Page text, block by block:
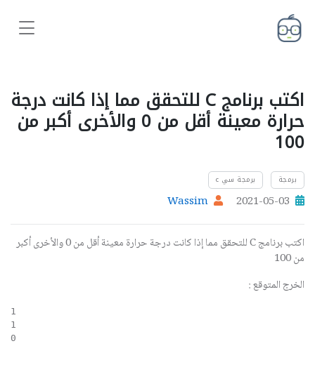
اكتب برنامج C للتحقق مما إذا كانت درجة
حرارة معينة أقل من 0 والأخرى أكبر من
100
برمجة برمجة سي c
2021-05-03
Wassim
اكتب برنامج C للتحقق مما إذا كانت درجة حرارة معينة أقل من 0 والأخرى أكبر
من 100
الخرج المتوقع :
1
1